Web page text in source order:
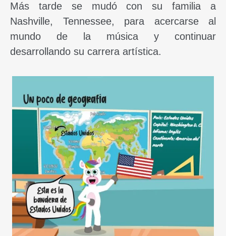
Más tarde se mudó con su familia a
Nashville, Tennessee, para acercarse al
mundo de la música y continuar
desarrollando su carrera artística.